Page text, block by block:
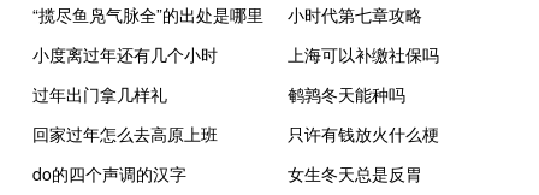
“揽尽鱼凫气脉全”的出处是哪里
小时代第七章攻略
小度离过年还有几个小时
上海可以补缴社保吗
过年出门拿几样礼
鹌鹑冬天能种吗
回家过年怎么去高原上班
只许有钱放火什么梗
do的四个声调的汉字
女生冬天总是反胃